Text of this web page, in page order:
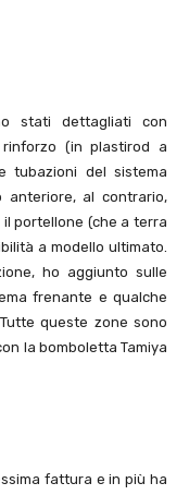
stati dettagliati con
(in plastirod a
tubazioni del sistema
anteriore, al contrario,
portellone (che a terra
a modello ultimato.
ho aggiunto sulle
frenante e qualche
queste zone sono
la bomboletta Tamiya
fattura e in più ha